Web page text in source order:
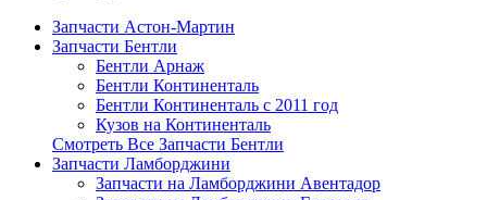
Запчасти Астон-Мартин
Запчасти Бентли
Бентли Арнаж
Бентли Континенталь
Бентли Континенталь с 2011 год
Кузов на Континенталь
Смотреть Все Запчасти Бентли
Запчасти Ламборджини
Запчасти на Ламборджини Авентадор